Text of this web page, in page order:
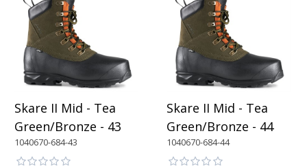
Skare II Mid - Tea
Green/Bronze - 43
1040670-684-43
Skare II Mid - Tea
Green/Bronze - 44
1040670-684-44